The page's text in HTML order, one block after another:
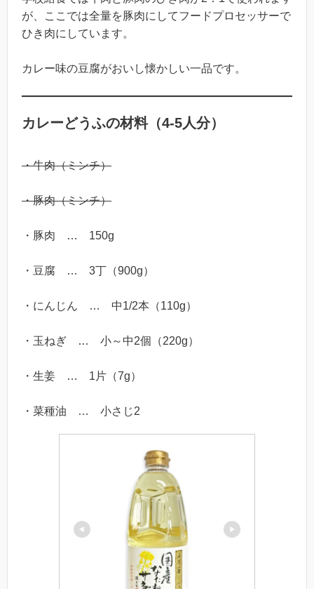
が、ここでは全量を豚肉にしてフードプロセッサーで
ひき肉にしています。
カレー味の豆腐がおいし懐かしい一品です。
カレーどうふの材料（4-5人分）
・牛肉（ミンチ）
・豚肉（ミンチ）
・豚肉 … 150g
・豆腐 … 3丁（900g）
・にんじん … 中1/2本（110g）
・玉ねぎ … 小～中2個（220g）
・生姜 … 1片（7g）
・菜種油 … 小さじ2